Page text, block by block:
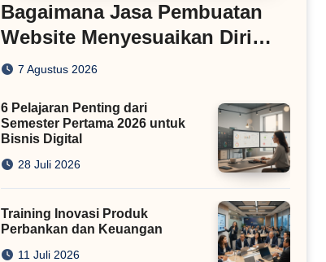
Bagaimana Jasa Pembuatan
Website Menyesuaikan Diri
dengan Algoritma SEO Masa
7 Agustus 2026
6 Pelajaran Penting dari
Semester Pertama 2026 untuk
Bisnis Digital
28 Juli 2026
Training Inovasi Produk
Perbankan dan Keuangan
11 Juli 2026